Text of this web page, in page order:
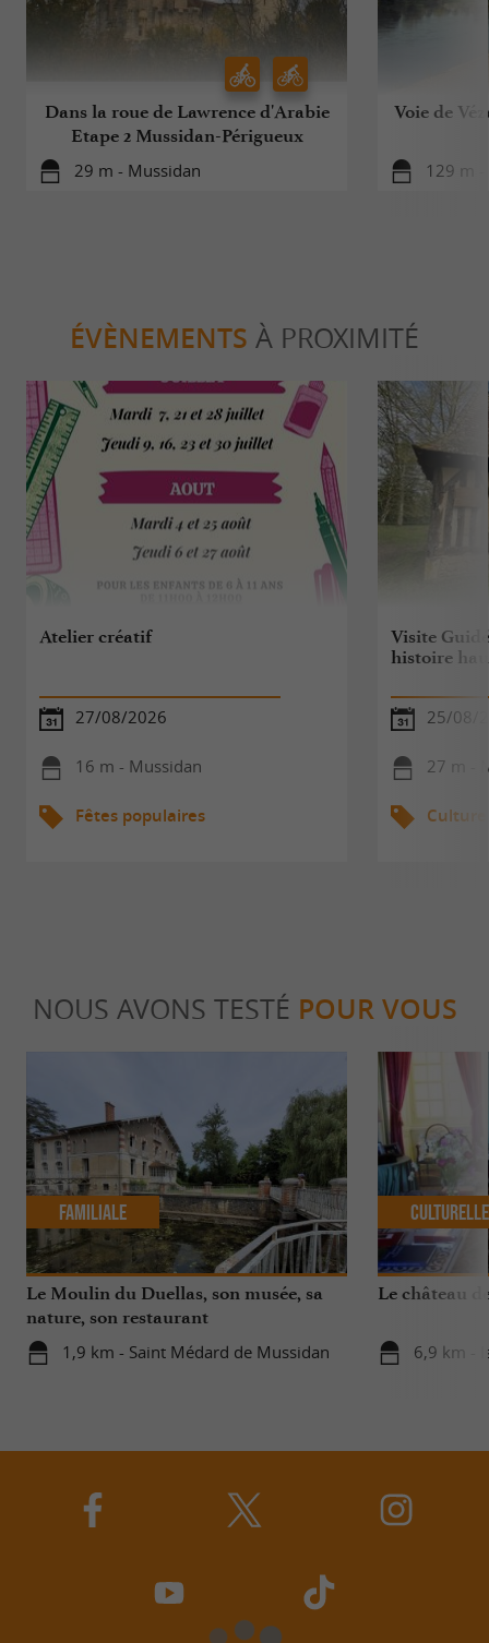
Dans la roue de Lawrence d'Arabie
Etape 2 Mussidan-Périgueux
29 m - Mussidan
Voie de
129 m
ÉVÈNEMENTS À PROXIMITÉ
Atelier créatif
27/08/2026
16 m - Mussidan
Fêtes populaires
Visite
histoire
25/08/
27 m -
Culture
NOUS AVONS TESTÉ POUR VOUS
Le Moulin du Duellas, son musée, sa
nature, son restaurant
1,9 km - Saint Médard de Mussidan
Familiale
Le château
6,9 km -
Culturelle